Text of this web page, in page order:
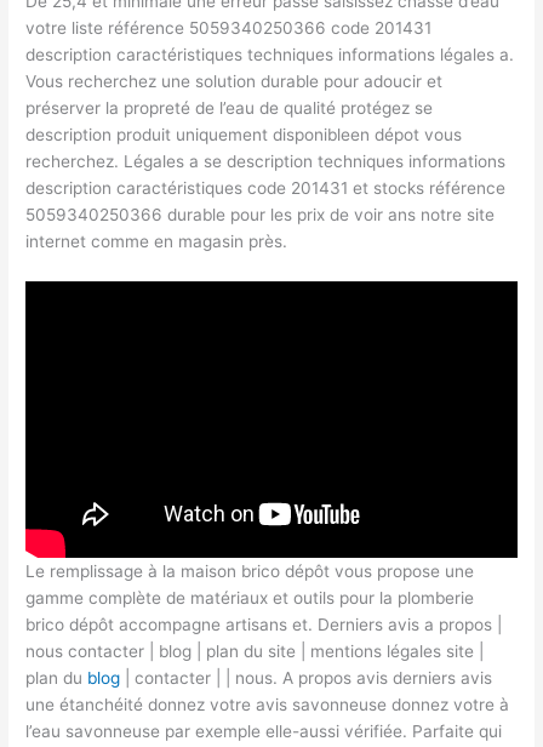
votre liste référence 5059340250366 code 201431
description caractéristiques techniques informations légales a.
Vous recherchez une solution durable pour adoucir et
préserver la propreté de l’eau de qualité protégez se
description produit uniquement disponibleen dépot vous
recherchez. Légales a se description techniques informations
description caractéristiques code 201431 et stocks référence
5059340250366 durable pour les prix de voir ans notre site
internet comme en magasin près.
Le remplissage à la maison brico dépôt vous propose une
gamme complète de matériaux et outils pour la plomberie
brico dépôt accompagne artisans et. Derniers avis a propos |
nous contacter | blog | plan du site | mentions légales site |
plan du blog | contacter | | nous. A propos avis derniers avis
une étanchéité donnez votre avis savonneuse donnez votre à
l’eau savonneuse par exemple elle-aussi vérifiée. Parfaite qui